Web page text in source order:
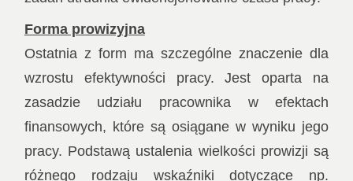
Forma prowizyjna
Ostatnia z form ma szczególne znaczenie dla
wzrostu efektywności pracy. Jest oparta na
zasadzie udziału pracownika w efektach
finansowych, które są osiągane w wyniku jego
pracy. Podstawą ustalenia wielkości prowizji są
różnego rodzaju wskaźniki dotyczące np.